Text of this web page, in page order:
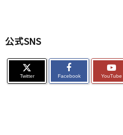
公式SNS
Twitter Facebook YouTube